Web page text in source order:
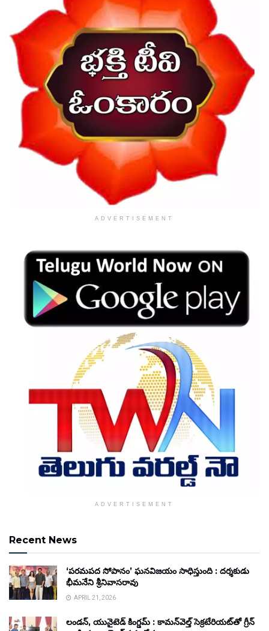
ADVERTISEMENT
ADVERTISEMENT
Recent News
‘పరమపద సోపానం’ ఘనవిజయం సాధిస్తుంది : దర్శకుడు
భీమనేని శ్రీనివాసరావు
APRIL 21, 2026
లండన్, యునైటెడ్ కింగ్డమ్ : కామన్‌వెల్త్ సెక్రటేరియట్‌తో గ్రీన్